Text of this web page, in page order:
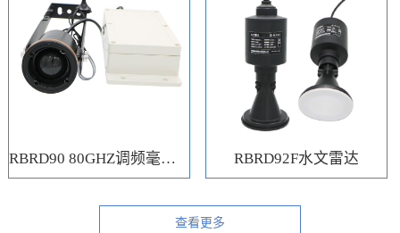
RBRD90 80GHZ调频毫米波水位计 RBRD92F水文雷达
查看更多